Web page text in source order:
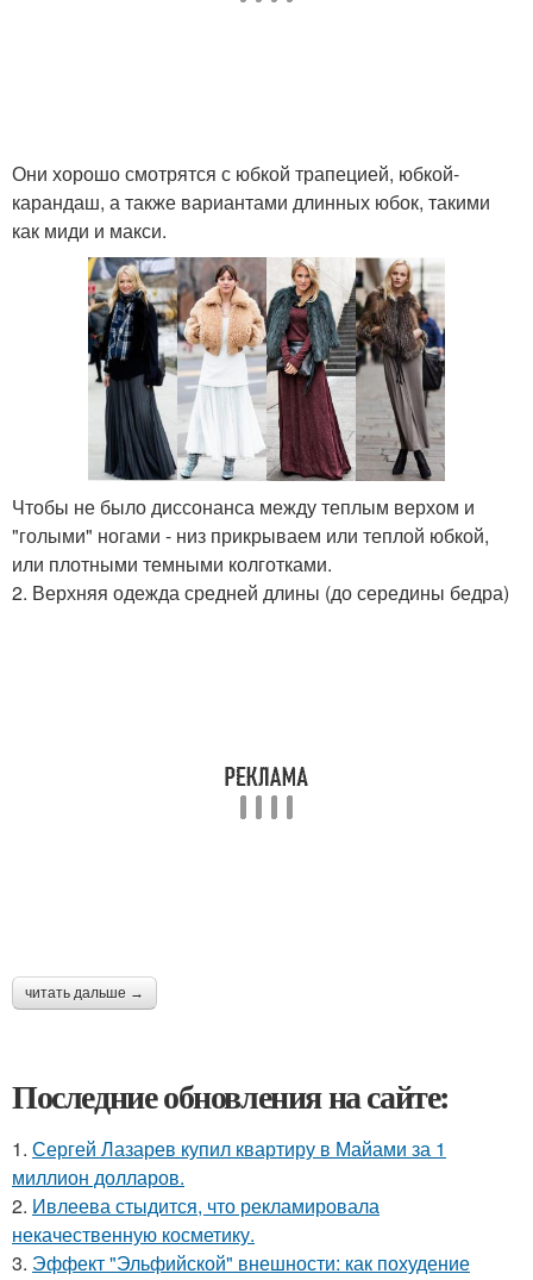
Они хорошо смотрятся с юбкой трапецией, юбкой-
карандаш, а также вариантами длинных юбок, такими
как миди и макси.
Чтобы не было диссонанса между теплым верхом и
"голыми" ногами - низ прикрываем или теплой юбкой,
или плотными темными колготками.
2. Верхняя одежда средней длины (до середины бедра)
читать дальше →
Последние обновления на сайте:
1. Сергей Лазарев купил квартиру в Майами за 1
миллион долларов.
2. Ивлеева стыдится, что рекламировала
некачественную косметику.
3. Эффект "Эльфийской" внешности: как похудение